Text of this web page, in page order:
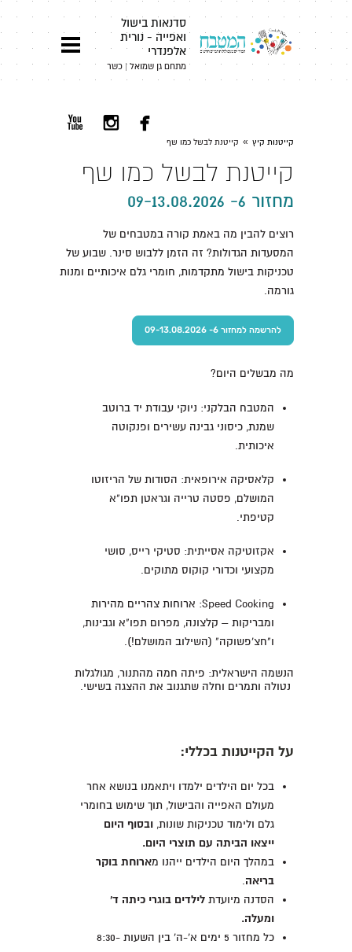
סדנאות בישול
ואפייה - נורית
אלפנדרי
מתחם גן שמואל | כשר



קייטנות קיץ » קייטנת לבשל כמו שף
קייטנת לבשל כמו שף
מחזור 6- 09-13.08.2026
רוצים להבין מה באמת קורה במטבחים של
המסעדות הגדולות? זה הזמן ללבוש סינר. שבוע של
טכניקות בישול מתקדמות, חומרי גלם איכותיים ומנות
גורמה.
להרשמה למחזור 6- 09-13.08.2026
מה מבשלים היום?
המטבח הבלקני: ניוקי עבודת יד ברוטב
שמנת, כיסוני גבינה עשירים ופנקוטה
איכותית.
קלאסיקה אירופאית: הסודות של הריזוטו
המושלם, פסטה טרייה וגראטן תפו"א
קטיפתי.
אקזוטיקה אסייתית: סטיקי רייס, סושי
מקצועי וכדורי קוקוס מתוקים.
Speed Cooking: ארוחות צהריים מהירות
ומבריקות – קלצונה, מפרום תפו"א וגבינות,
ו"חצ'פשוקה" (השילוב המושלם!).
הנשמה הישראלית: פיתה חמה מהתנור, מגולגלות
נטולה ותמרים וחלה שתגנוב את ההצגה בשישי.
על הקייטנות בכללי:
בכל יום הילדים ילמדו ויתאמנו בנושא אחר
מעולם האפייה והבישול, תוך שימוש בחומרי
גלם ולימוד טכניקות שונות, ובסוף היום
ייצאו הביתה עם תוצרי היום.
במהלך היום הילדים ייהנו מארוחת בוקר
בריאה.
הסדנה מיועדת לילדים בוגרי כיתה ד'
ומעלה.
כל מחזור 5 ימים א'-ה' בין השעות 8:30-